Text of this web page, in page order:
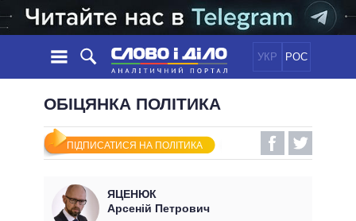
УКР РОС
НОВИНИ
СТРІЧКА
ПОДІЇ
СТАТТІ
ДУМКИ
ПОЛІТИКА
ЕКОНОМІКА
СВІТ
ОБIЦЯНКИ
УСІ ПОЛІТИКИІНФОГРАФІКА
ОБІЦЯНКА ПОЛІТИКА
ПІДПИСАТИСЯ НА ПОЛІТИКА
ЯЦЕНЮК
Арсеній Петрович